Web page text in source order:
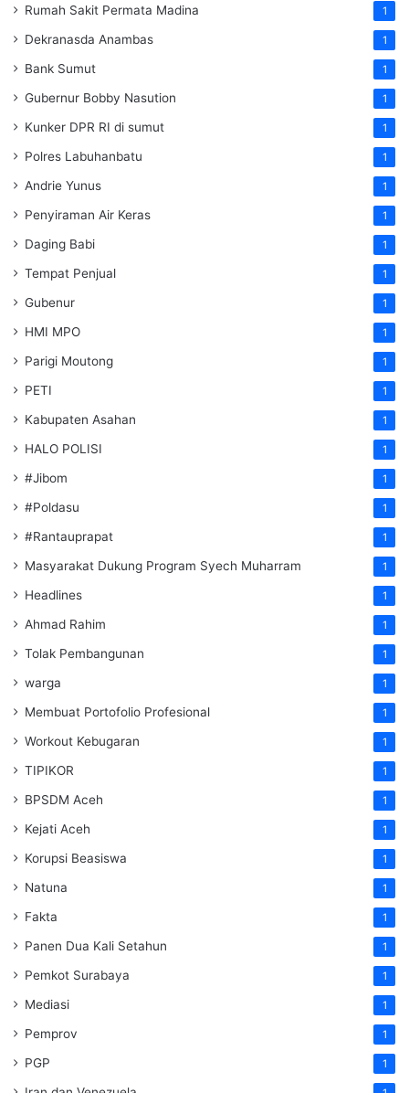
Rumah Sakit Permata Madina 1
Dekranasda Anambas 1
Bank Sumut 1
Gubernur Bobby Nasution 1
Kunker DPR RI di sumut 1
Polres Labuhanbatu 1
Andrie Yunus 1
Penyiraman Air Keras 1
Daging Babi 1
Tempat Penjual 1
Gubenur 1
HMI MPO 1
Parigi Moutong 1
PETI 1
Kabupaten Asahan 1
HALO POLISI 1
#Jibom 1
#Poldasu 1
#Rantauprapat 1
Masyarakat Dukung Program Syech Muharram 1
Headlines 1
Ahmad Rahim 1
Tolak Pembangunan 1
warga 1
Membuat Portofolio Profesional 1
Workout Kebugaran 1
TIPIKOR 1
BPSDM Aceh 1
Kejati Aceh 1
Korupsi Beasiswa 1
Natuna 1
Fakta 1
Panen Dua Kali Setahun 1
Pemkot Surabaya 1
Mediasi 1
Pemprov 1
PGP 1